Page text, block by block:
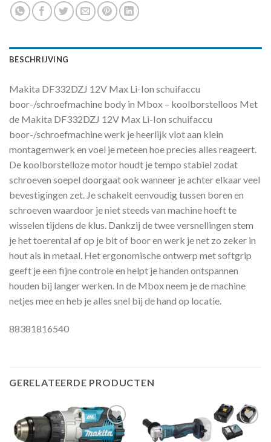
BESCHRIJVING
Makita DF332DZJ 12V Max Li-Ion schuifaccu
boor-/schroefmachine body in Mbox – koolborstelloos Met
de Makita DF332DZJ 12V Max Li-Ion schuifaccu
boor-/schroefmachine werk je heerlijk vlot aan klein
montagemwerk en voel je meteen hoe precies alles reageert.
De koolborstelloze motor houdt je tempo stabiel zodat
schroeven soepel doorgaat ook wanneer je achter elkaar veel
bevestigingen zet. Je schakelt eenvoudig tussen boren en
schroeven waardoor je niet steeds van machine hoeft te
wisselen tijdens de klus. Dankzij de twee versnellingen stem
je het toerental af op je bit of boor en werk je net zo zeker in
hout als in metaal. Het ergonomische ontwerp met softgrip
geeft je een fijne controle en helpt je handen ontspannen
houden bij langer werken. In de Mbox neem je de machine
netjes mee en heb je alles snel bij de hand op locatie.
88381816540
GERELATEERDE PRODUCTEN